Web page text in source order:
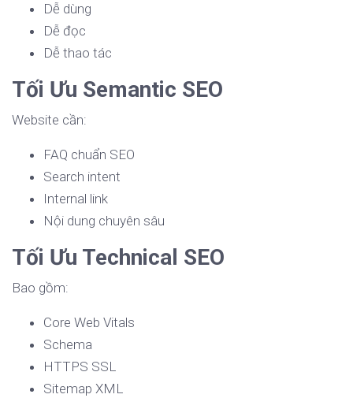
Dễ dùng
Dễ đọc
Dễ thao tác
Tối Ưu Semantic SEO
Website cần:
FAQ chuẩn SEO
Search intent
Internal link
Nội dung chuyên sâu
Tối Ưu Technical SEO
Bao gồm:
Core Web Vitals
Schema
HTTPS SSL
Sitemap XML